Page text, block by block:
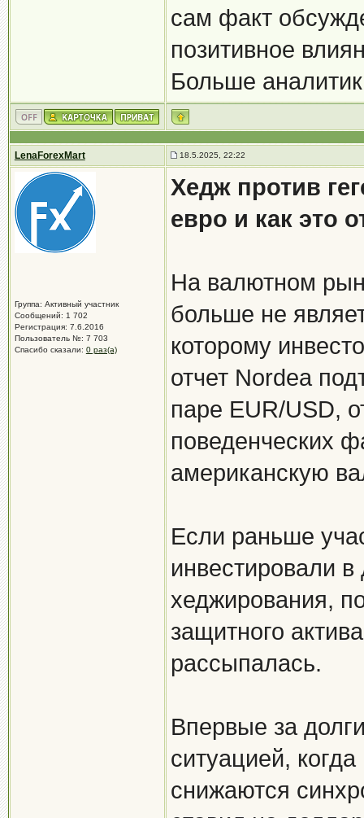
сам факт
позитивное
Больше
LenaForexMart 18.5.2025, 22:22
Группа: Активный участник
Сообщений: 1 702
Регистрация: 7.6.2016
Пользователь №: 7 703
Спасибо сказали: 0 раз(а)
Хедж против
евро и как это
На валютном
больше не
которому
отчет Nordea
паре EUR/USD,
поведенческих
американскую
Если раньше
инвестировали
хеджирования,
защитного
рассыпалась.
Впервые за
ситуацией,
снижаются